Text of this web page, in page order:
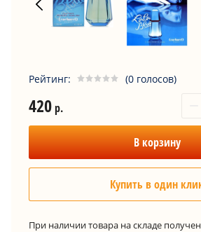
Рейтинг: (0 голосов)
420р.
В корзину
Купить в один
При наличии товара на складе